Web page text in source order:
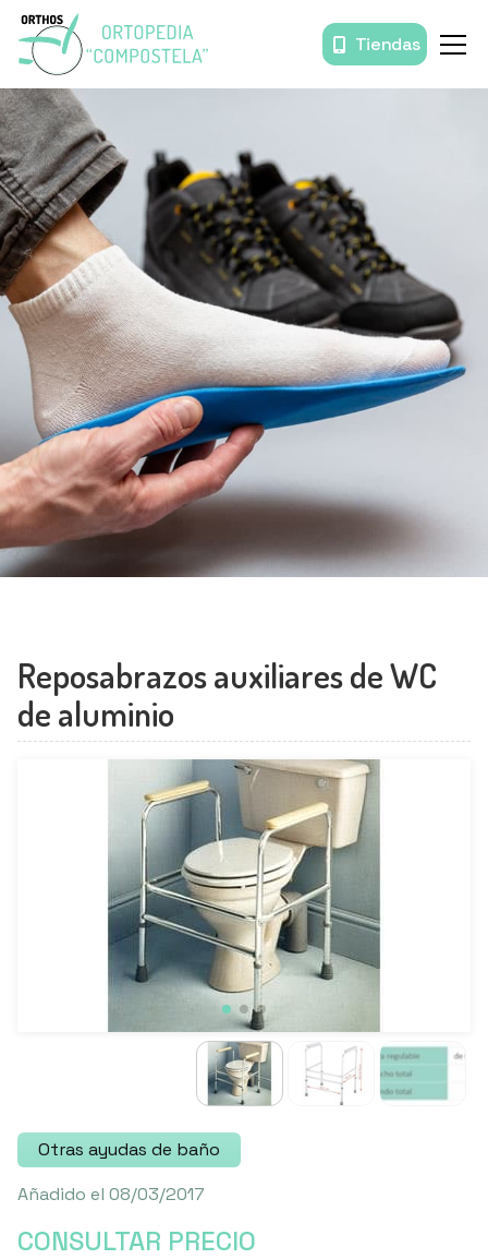
Inicio
Órtesis y prótesis
Movilidad
Baño
Descanso
Prendas de compresión
Productos
Contacto
Santiago
981 874 646
Ribeira
Tiendas
Reposabrazos auxiliares de WC
de aluminio
Otras ayudas de baño
Añadido el 08/03/2017
CONSULTAR PRECIO